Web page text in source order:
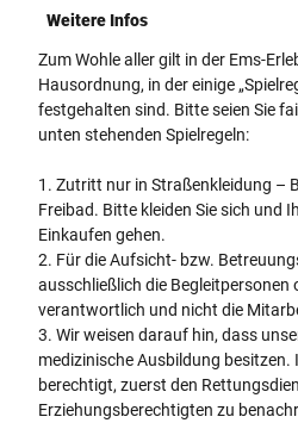
Weitere Infos
Zum Wohle aller gilt in der Ems-
Hausordnung, in der einige
festgehalten sind. Bitte seien Sie
unten stehenden Spielregeln:
1. Zutritt nur in Straßenkleidung –
Freibad. Bitte kleiden Sie sich und
Einkaufen gehen.
2. Für die Aufsicht- bzw.
ausschließlich die Begleitpersonen
verantwortlich und nicht die
3. Wir weisen darauf hin, dass
medizinische Ausbildung besitzen.
berechtigt, zuerst den
Erziehungsberechtigten zu